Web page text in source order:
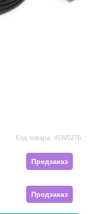
Код товара: 45W5276
Предзаказ
Предзаказ